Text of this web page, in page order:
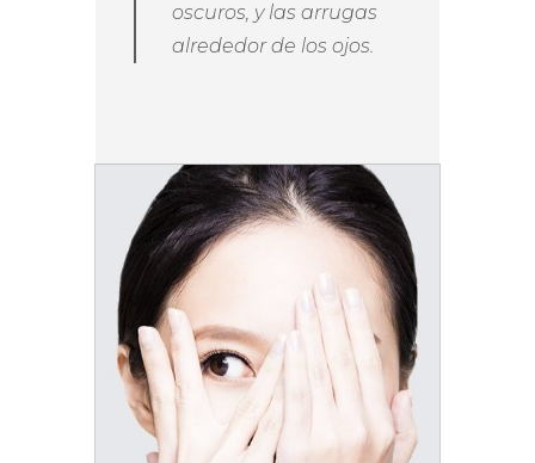
oscuros, y las arrugas
alrededor de los ojos.